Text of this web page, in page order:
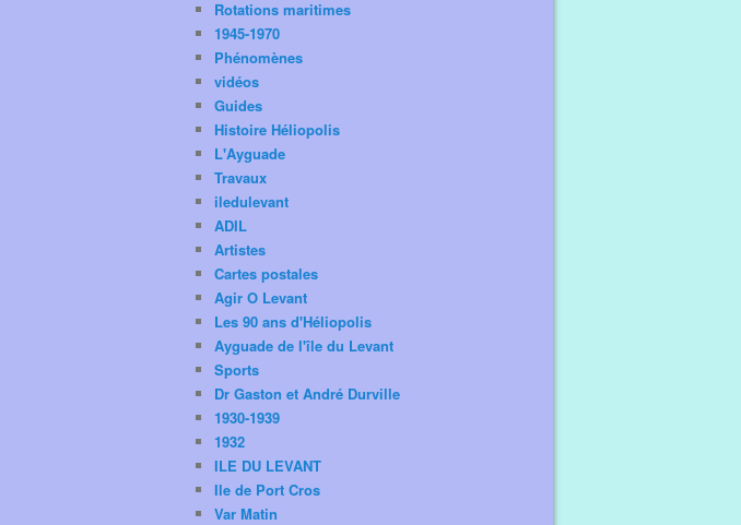
Rotations maritimes
1945-1970
Phénomènes
vidéos
Guides
Histoire Héliopolis
L'Ayguade
Travaux
iledulevant
ADIL
Artistes
Cartes postales
Agir O Levant
Les 90 ans d'Héliopolis
Ayguade de l'île du Levant
Sports
Dr Gaston et André Durville
1930-1939
1932
ILE DU LEVANT
Ile de Port Cros
Var Matin